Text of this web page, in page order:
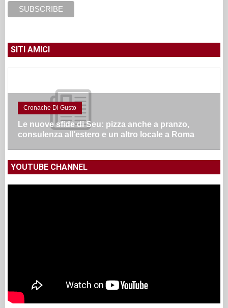
SITI AMICI
Cronache Di Gusto
Le nuove sfide di Seu: pizza anche a pranzo,
consulenza all’estero e un altro locale a Roma
YOUTUBE CHANNEL